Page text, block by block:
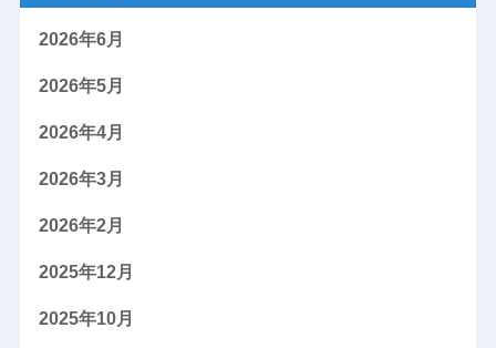
2026年6月
2026年5月
2026年4月
2026年3月
2026年2月
2025年12月
2025年10月